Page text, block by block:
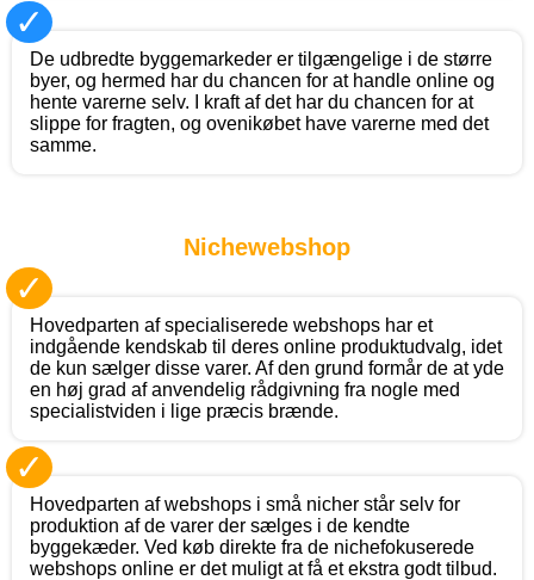
✓
De udbredte byggemarkeder er tilgængelige i de større
byer, og hermed har du chancen for at handle online og
hente varerne selv. I kraft af det har du chancen for at
slippe for fragten, og ovenikøbet have varerne med det
samme.
Nichewebshop
✓
Hovedparten af specialiserede webshops har et
indgående kendskab til deres online produktudvalg, idet
de kun sælger disse varer. Af den grund formår de at yde
en høj grad af anvendelig rådgivning fra nogle med
specialistviden i lige præcis brænde.
✓
Hovedparten af webshops i små nicher står selv for
produktion af de varer der sælges i de kendte
byggekæder. Ved køb direkte fra de nichefokuserede
webshops online er det muligt at få et ekstra godt tilbud.